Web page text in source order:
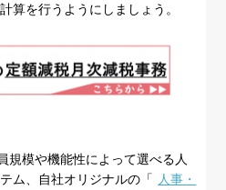
算を行うようにしましょう。
規模や機能性によって選べる人
ム、自社オリジナルの「
人事・